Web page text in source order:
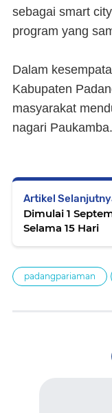
sebagai smart
program yang
Dalam
Kabupaten
masyarakat
nagari
Artikel
Dimulai 1
Selama 15 Hari
padangpariaman